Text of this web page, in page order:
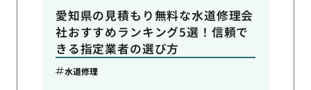
愛知県の見積もり無料な水道修理会
社おすすめランキング5選！信頼で
きる指定業者の選び方
水道修理